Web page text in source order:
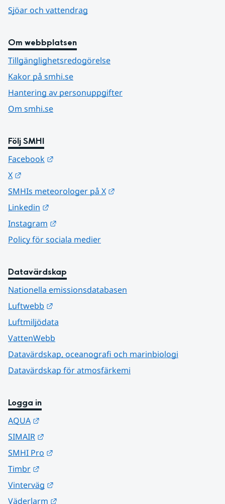
Sjöar och vattendrag
Om webbplatsen
Tillgänglighetsredogörelse
Kakor på smhi.se
Hantering av personuppgifter
Om smhi.se
Följ SMHI
Facebook
X
SMHIs meteorologer på X
Linkedin
Instagram
Policy för sociala medier
Datavärdskap
Nationella emissionsdatabasen
Luftwebb
Luftmiljödata
VattenWebb
Datavärdskap, oceanografi och marinbiologi
Datavärdskap för atmosfärkemi
Logga in
AQUA
SIMAIR
SMHI Pro
Timbr
Vinterväg
Väderlarm